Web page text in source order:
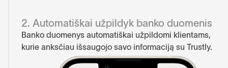
2. Automatiškai užpildyk banko duomenis
Banko duomenys automatiškai užpildomi klientams,
kurie anksčiau išsaugojo savo informaciją su Trustly.